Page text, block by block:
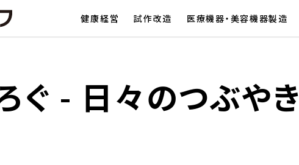
健康経営 試作改造 医療機器・美容機器製造
ぐ - 日々のつぶやき